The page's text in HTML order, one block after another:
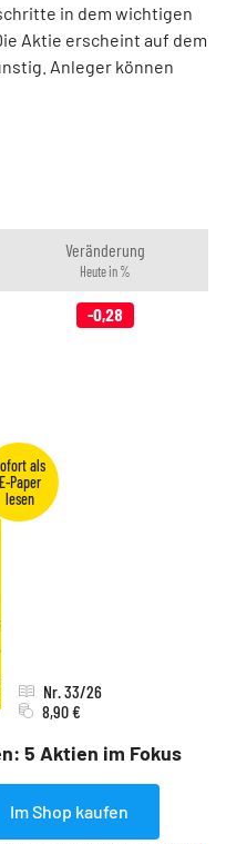
in dem wichtigen
Aktie erscheint auf dem
Anleger können
Veränderung
Heute in %
-0,28
5 Aktien im Fokus
Nr. 33/26
8,90 €
Im Shop kaufen